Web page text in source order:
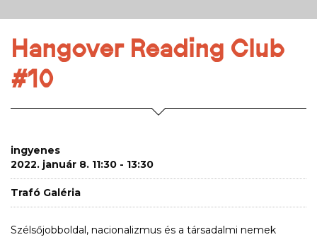
Hangover Reading Club
#10
ingyenes
2022. január 8. 11:30 - 13:30
Trafó Galéria
Szélsőjobboldal, nacionalizmus és a társadalmi nemek